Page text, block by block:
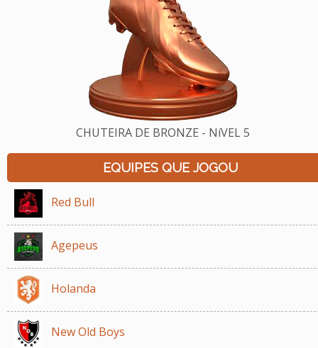
CHUTEIRA DE BRONZE - NíVEL 5
EQUIPES QUE JOGOU
Red Bull
Agepeus
Holanda
New Old Boys